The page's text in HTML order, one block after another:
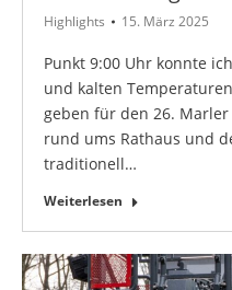
Highlights 15. März 2025
Punkt 9:00 Uhr konnte
und kalten
geben für den 26.
rund ums Rathaus und
traditionell…
Weiterlesen